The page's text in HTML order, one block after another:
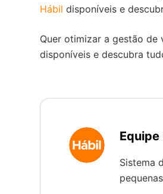
Hábil disponíveis e
Quer otimizar a gestão de
disponíveis e descubra
Equipe
Sistema